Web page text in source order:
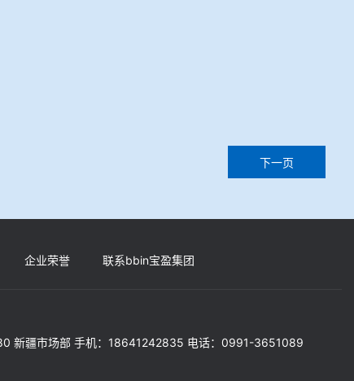
下一页
企业荣誉 联系bbin宝盈集团
新疆市场部 手机：18641242835 电话：0991-3651089